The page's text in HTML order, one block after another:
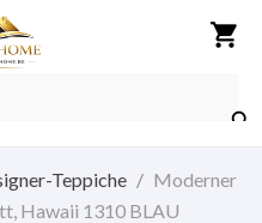
shopping_cart

Teppiche
Moderner
Hawaii 1310 BLAU